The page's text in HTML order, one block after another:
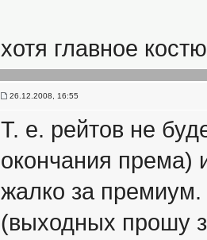
хотя главное
26.12.2008, 16:55
Т. е. рейтов не
окончания према)
жалко за премиум.
(выходных прошу